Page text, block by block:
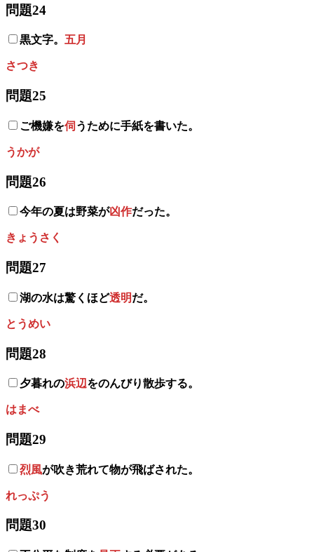
問題24
黒文字。 五月
さつき
問題25
ご機嫌を伺 うために手紙を書いた。
うかが
問題26
今年の夏は野菜が凶作だった。
きょうさく
問題27
湖の水は驚くほど透明だ。
とうめい
問題28
夕暮れの浜辺をのんびり散歩する。
はまべ
問題29
烈風が吹き荒れて物が飛ばされた。
れっぷう
問題30